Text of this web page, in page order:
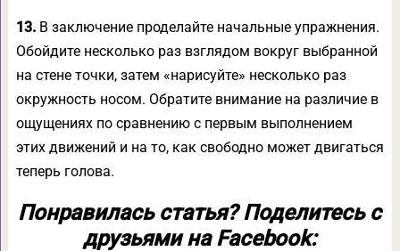
13.В заключение проделайте начальные упражнения.
Обойдите несколько раз взглядом вокруг выбранной
на стене точки, затем «нарисуйте» несколько раз
окружность носом. Обратите внимание на различие в
ощущениях по сравнению с первым выполнением
этих движений и на то, как свободно может двигаться
теперь голова.
Понравилась статья? Поделитесь с
друзьями на Facebook: